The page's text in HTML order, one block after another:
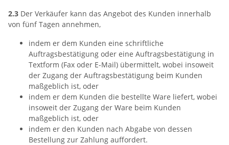
2.3 Der Verkäufer kann das Angebot des Kunden innerhalb
von fünf Tagen annehmen,
indem er dem Kunden eine schriftliche
Auftragsbestätigung oder eine Auftragsbestätigung in
Textform (Fax oder E-Mail) übermittelt, wobei insoweit
der Zugang der Auftragsbestätigung beim Kunden
maßgeblich ist, oder
indem er dem Kunden die bestellte Ware liefert, wobei
insoweit der Zugang der Ware beim Kunden
maßgeblich ist, oder
indem er den Kunden nach Abgabe von dessen
Bestellung zur Zahlung auffordert.